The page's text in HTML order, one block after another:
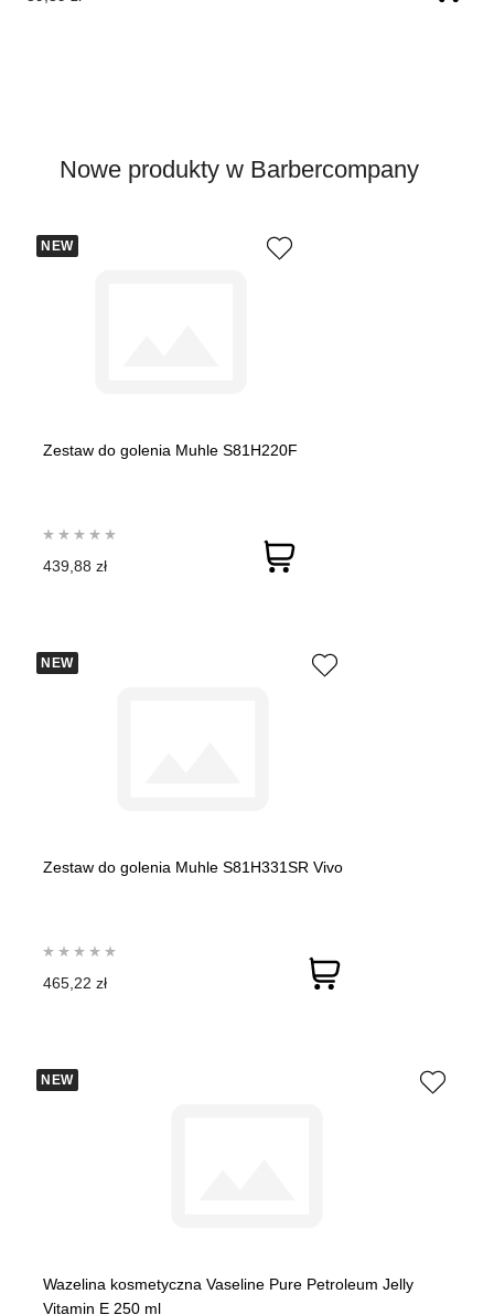
Nowe produkty w Barbercompany
NEW
Zestaw do golenia Muhle S81H220F
439,88 zł
NEW
Zestaw do golenia Muhle S81H331SR Vivo
465,22 zł
NEW
Wazelina kosmetyczna Vaseline Pure Petroleum Jelly
Vitamin E 250 ml